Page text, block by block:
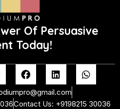
Of Persuasive
Today!
F
a
c
e
b
L
i
n
k
e
W
h
a
s
Contact Us: +9198215 30036